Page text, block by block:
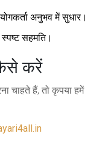
अनुभव में सुधार।
सहमति।
करें
चाहते हैं, तो कृपया हमें